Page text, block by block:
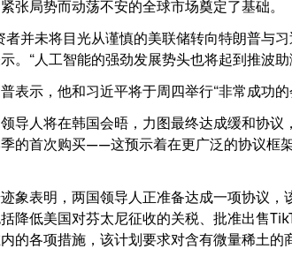
张局势而动荡不安的全球市场奠定了基础。
者并未将目光从谨慎的美联储转向特朗普与
。“人工智能的强劲发展势头也将起到推波
表示，他和习近平将于周四举行“非常成功
导人将在韩国会晤，力图最终达成缓和协
的首次购买——这预示着在更广泛的协议框
象表明，两国领导人正准备达成一项协议，
降低美国对芬太尼征收的关税、批准出售
的各项措施，该计划要求对含有微量稀土的